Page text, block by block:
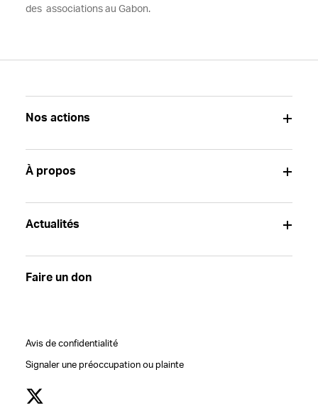
des associations au Gabon.
Nos actions
À propos
Actualités
Faire un don
Avis de confidentialité
Signaler une préoccupation ou plainte